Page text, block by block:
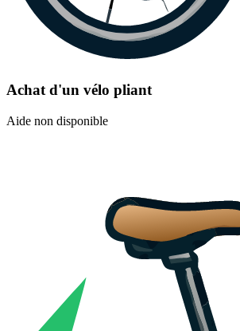
Achat d'un vélo pliant
Aide non disponible